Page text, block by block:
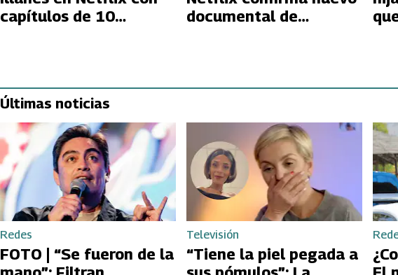
capítulos de 10
documental de
Últimas noticias
Redes
FOTO | “Se fueron de la
Televisión
“Tiene la piel pegada a